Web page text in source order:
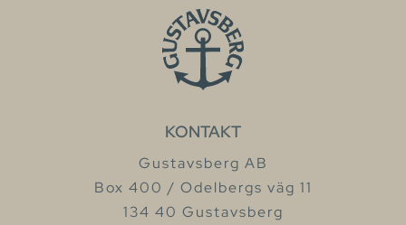
KONTAKT
Gustavsberg AB
Box 400 / Odelbergs väg 11
134 40 Gustavsberg